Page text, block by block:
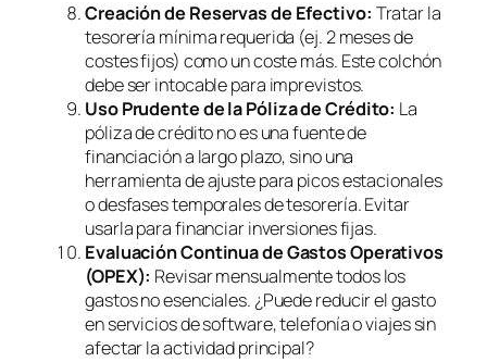
Creación de Reservas de Efectivo: Tratar la
tesorería mínima requerida (ej. 2 meses de
costes fijos) como un coste más. Este colchón
debe ser intocable para imprevistos.
Uso Prudente de la Póliza de Crédito: La
póliza de crédito no es una fuente de
financiación a largo plazo, sino una
herramienta de ajuste para picos estacionales
o desfases temporales de tesorería. Evitar
usarla para financiar inversiones fijas.
Evaluación Continua de Gastos Operativos
(OPEX): Revisar mensualmente todos los
gastos no esenciales. ¿Puede reducir el gasto
en servicios desoftware, telefonía o viajes sin
afectar la actividad principal?